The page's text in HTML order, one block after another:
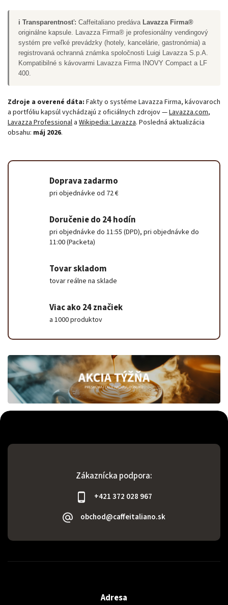
i Transparentnosť: Caffeitaliano predáva Lavazza Firma®
originálne kapsule. Lavazza Firma® je profesionálny vendingový
systém pre veľké prevádzky (hotely, kancelárie, gastronómia) a
registrovaná ochranná známka spoločnosti Luigi Lavazza S.p.A.
Kompatibilné s kávovarmi Lavazza Firma INOVY Compact a LF
400.
Zdroje a overené dáta: Fakty o systéme Lavazza Firma, kávovaroch
a portfóliu kapsúl vychádzajú z oficiálnych zdrojov —Lavazza.com,
Lavazza Professional a Wikipedia: Lavazza. Posledná aktualizácia
obsahu: máj 2026.
Doprava zadarmo
pri objednávke od 72 €
Doručenie do 24 hodín
pri objednávke do 11:55 (DPD), pri objednávke do
11:00 (Packeta)
Tovar skladom
tovar reálne na sklade
Viac ako 24 značiek
a 1000 produktov
Zákaznícka podpora:
+421 372 028 967
obchod@caffeitaliano.sk
Adresa